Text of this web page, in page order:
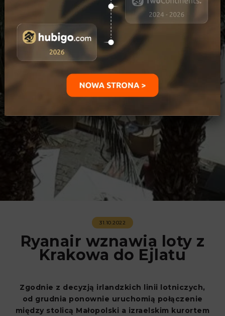
31.10.2022
Ryanair wznawia loty z
Krakowa do Ejlatu
Zgodnie z decyzją irlandzkich linii lotniczych,
od grudnia ponownie uruchomią połączenie
między stolicą Małopolski a izraelskim kurortem